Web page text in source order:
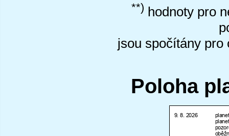
**) hodnoty pro
jsou spočítány pro
Poloha